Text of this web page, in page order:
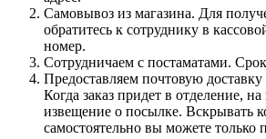
Самовывоз из магазина. Для
обратитесь к сотруднику в
номер.
Сотрудничаем с постаматами.
Предоставляем почтовую доставку
Когда заказ придет в отделение,
извещение о посылке. Вскрывать
самостоятельно вы можете только